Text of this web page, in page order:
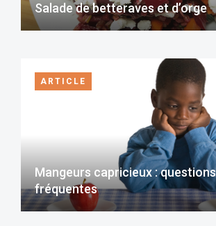
Salade de betteraves et d’orge
ARTICLE
Mangeurs capricieux : questions
fréquentes